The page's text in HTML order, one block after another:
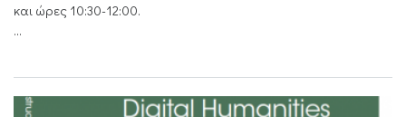
και ώρες 10:30-12:00.
...